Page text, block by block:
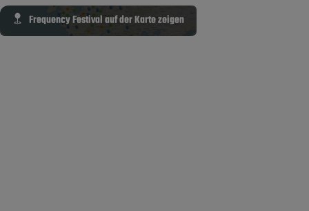
Frequency Festival auf der Karte zeigen